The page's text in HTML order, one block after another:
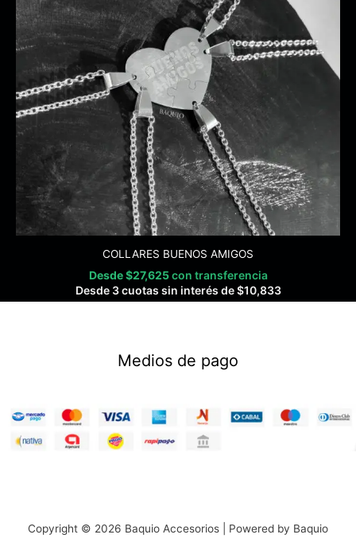
COLLARES BUENOS AMIGOS
Desde$27,625 con transferencia
Desde 3 cuotas sin interés de$10,833
Medios de pago
Copyright © 2026 Baquio Accesorios | Powered by Baquio